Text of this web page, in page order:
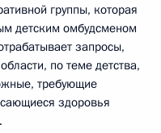
группы, которая
детским омбудсменом
запросы,
по теме детства,
требующие
здоровья